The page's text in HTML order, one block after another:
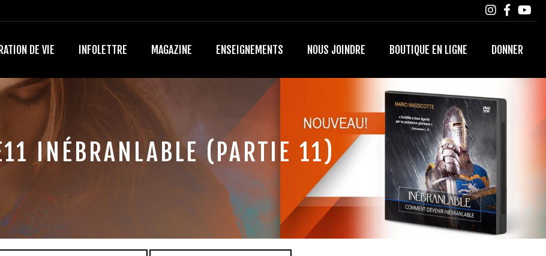
DE VIE INFOLETTRE MAGAZINE ENSEIGNEMENTS NOUS JOINDRE BOUTIQUE EN LIGNE DONNER
INÉBRANLABLE (PARTIE 11)